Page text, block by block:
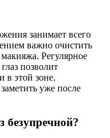
занимает всего
важно очистить
Регулярное
позволит
в этой зоне.
уже после
безупречной?